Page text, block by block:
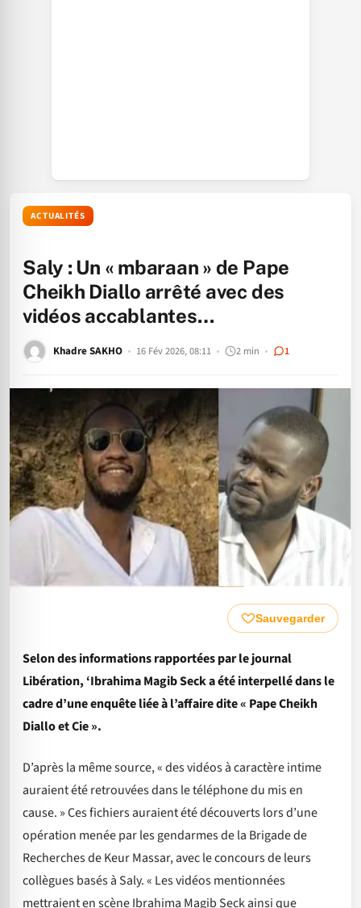
ACTUALITÉS
Saly : Un « mbaraan » de Pape
Cheikh Diallo arrêté avec des
vidéos accablantes…
Khadre SAKHO 16 Fév 2026, 08:11 2 min 1
Sauvegarder
Selon des informations rapportées par le journal
Libération, ‘Ibrahima Magib Seck a été interpellé dans le
cadre d’une enquête liée à l’affaire dite « Pape Cheikh
Diallo et Cie ».
D’après la même source, « des vidéos à caractère intime
auraient été retrouvées dans le téléphone du mis en
cause. » Ces fichiers auraient été découverts lors d’une
opération menée par les gendarmes de la Brigade de
Recherches de Keur Massar, avec le concours de leurs
collègues basés à Saly. « Les vidéos mentionnées
mettraient en scène Ibrahima Magib Seck ainsi que